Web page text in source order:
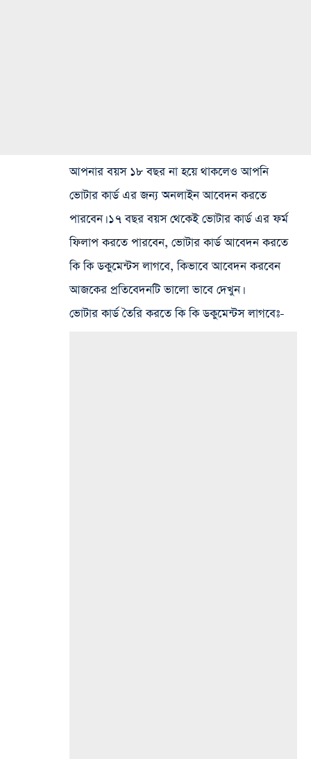
আপনার বয়স ১৮ বছর না হয়ে থাকলেও আপনি
ভোটার কার্ড এর জন্য অনলাইন আবেদন করতে
পারবেন। ১৭ বছর বয়স থেকেই ভোটার কার্ড এর ফর্ম
ফিলাপ করতে পারবেন, ভোটার কার্ড আবেদন করতে
কি কি ডকুমেন্টস লাগবে, কিভাবে আবেদন করবেন
আজকের প্রতিবেদনটি ভালো ভাবে দেখুন।
ভোটার কার্ড তৈরি করতে কি কি ডকুমেন্টস লাগবেঃ-